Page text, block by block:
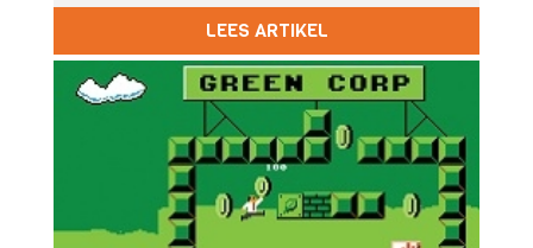
LEES ARTIKEL